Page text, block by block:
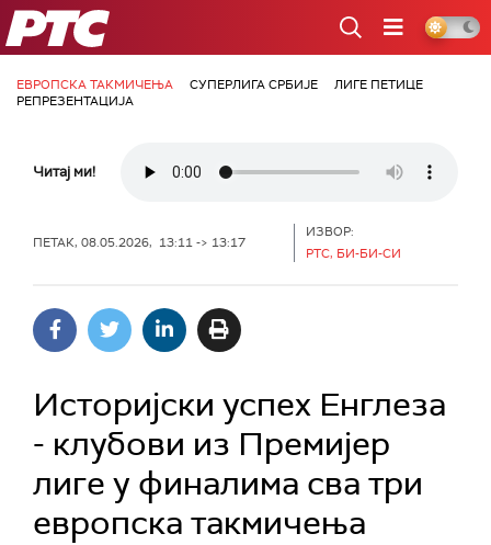
РТС
ЕВРОПСКА ТАКМИЧЕЊА СУПЕРЛИГА СРБИЈЕ
ЛИГЕ ПЕТИЦЕ
РЕПРЕЗЕНТАЦИЈА
Читај ми!
ПЕТАК, 08.05.2026, 13:11 -> 13:17
ИЗВОР:
РТС, БИ-БИ-СИ
Историјски успех Енглеза
- клубови из Премијер
лиге у финалима сва три
европска такмичења